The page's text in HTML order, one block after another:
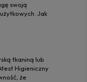
swoją
Jak
tkaniną lub
Higieniczny
że